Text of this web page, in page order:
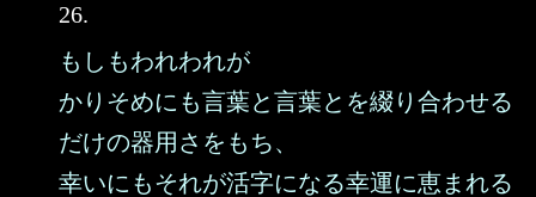
26.
もしもわれわれが
かりそめにも言葉と言葉とを綴り合わせる
だけの器用さをもち、
幸いにもそれが活字になる幸運に恵まれる